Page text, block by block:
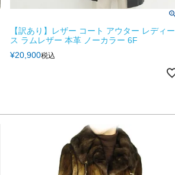
【訳あり】レザー コート アウター レディー
ス ラムレザー 本革 ノーカラー 6F
¥20,900税込